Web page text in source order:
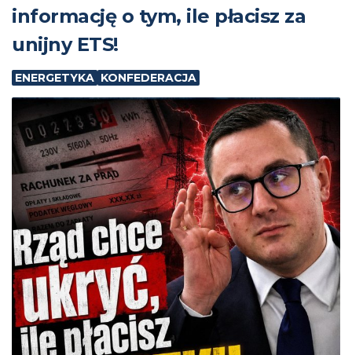
informację o tym, ile płacisz za
unijny ETS!
ENERGETYKA KONFEDERACJA